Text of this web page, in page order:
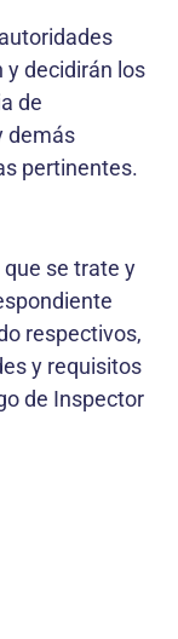
y decidirán los
de
demás
pertinentes.
se trate y
respectivos,
y requisitos
de Inspector